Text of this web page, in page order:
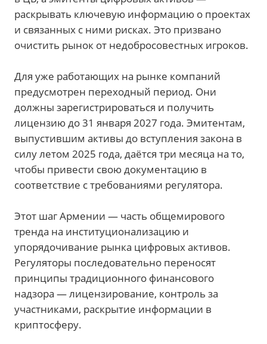
раскрывать ключевую информацию о проектах
и связанных с ними рисках. Это призвано
очистить рынок от недобросовестных игроков.
Для уже работающих на рынке компаний
предусмотрен переходный период. Они
должны зарегистрироваться и получить
лицензию до 31 января 2027 года. Эмитентам,
выпустившим активы до вступления закона в
силу летом 2025 года, даётся три месяца на то,
чтобы привести свою документацию в
соответствие с требованиями регулятора.
Этот шаг Армении — часть общемирового
тренда на институционализацию и
упорядочивание рынка цифровых активов.
Регуляторы последовательно переносят
принципы традиционного финансового
надзора — лицензирование, контроль за
участниками, раскрытие информации в
криптосферу.